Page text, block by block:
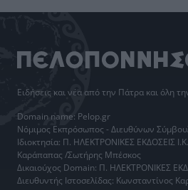
Ειδήσεις και νέα από την Πάτρα και όλη
Domain name: Pelop.gr
Νόμιμος Εκπρόσωπος - Διευθύνων
Ιδιοκτησία: Π. ΗΛΕΚΤΡΟΝΙΚΕΣ ΕΚΔΟΣΕΙΣ
Καράπαπας /Σωτήρης Μπέσκος
Δικαιούχος Domain: Π. ΗΛΕΚΤΡΟΝΙΚΕΣ
Διευθυντής Ιστοσελίδας: Κωνσταντίνος